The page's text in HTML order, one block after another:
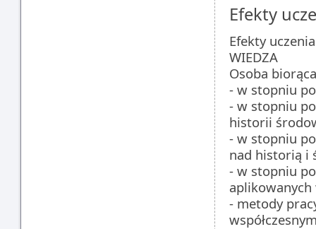
Efekty
Efekty
WIEDZA
Osoba
- w stopniu
- w stopniu
historii
- w stopniu
nad historią i
- w stopniu
aplikowanych
- metody